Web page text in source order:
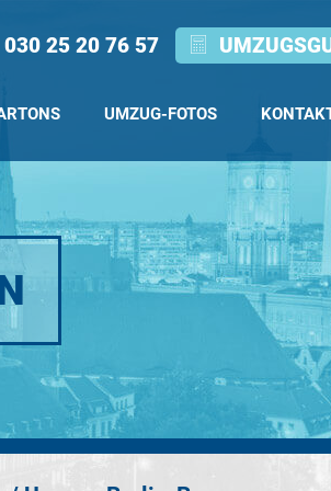
030 25 20 76 57
UMZUG-FOTOS